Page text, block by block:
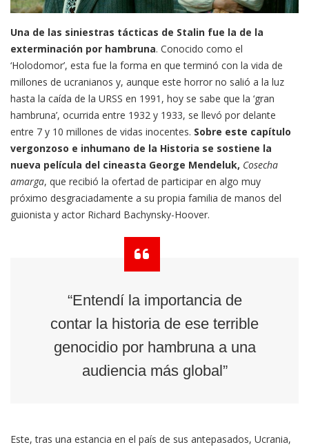
Una de las siniestras tácticas de Stalin fue la de la
exterminación por hambruna. Conocido como el
‘Holodomor’, esta fue la forma en que terminó con la vida de
millones de ucranianos y, aunque este horror no salió a la luz
hasta la caída de la URSS en 1991, hoy se sabe que la ‘gran
hambruna’, ocurrida entre 1932 y 1933, se llevó por delante
entre 7 y 10 millones de vidas inocentes. Sobre este capítulo
vergonzoso e inhumano de la Historia se sostiene la
nueva película del cineasta George Mendeluk, Cosecha
amarga, que recibió la ofertad de participar en algo muy
próximo desgraciadamente a su propia familia de manos del
guionista y actor Richard Bachynsky-Hoover.
“Entendí la importancia de
contar la historia de ese terrible
genocidio por hambruna a una
audiencia más global”
Este, tras una estancia en el país de sus antepasados, Ucrania,